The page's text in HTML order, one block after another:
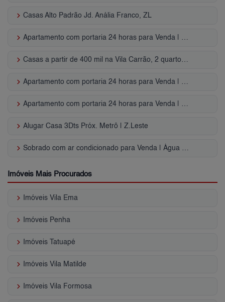
keyboard_arrow_right Casas Alto Padrão Jd. Anália Franco, ZL
keyboard_arrow_right Apartamento com portaria 24 horas para Venda | Cohab José Bonifácio
keyboard_arrow_right Casas a partir de 400 mil na Vila Carrão, 2 quartos, Zona Leste, SP
keyboard_arrow_right Apartamento com portaria 24 horas para Venda | Vila Regente Feijó
keyboard_arrow_right Apartamento com portaria 24 horas para Venda | Brás
keyboard_arrow_right Alugar Casa 3Dts Próx. Metrô | Z.Leste
keyboard_arrow_right Sobrado com ar condicionado para Venda | Água Rasa
Imóveis Mais Procurados
keyboard_arrow_right Imóveis Vila Ema
keyboard_arrow_right Imóveis Penha
keyboard_arrow_right Imóveis Tatuapé
keyboard_arrow_right Imóveis Vila Matilde
keyboard_arrow_right Imóveis Vila Formosa